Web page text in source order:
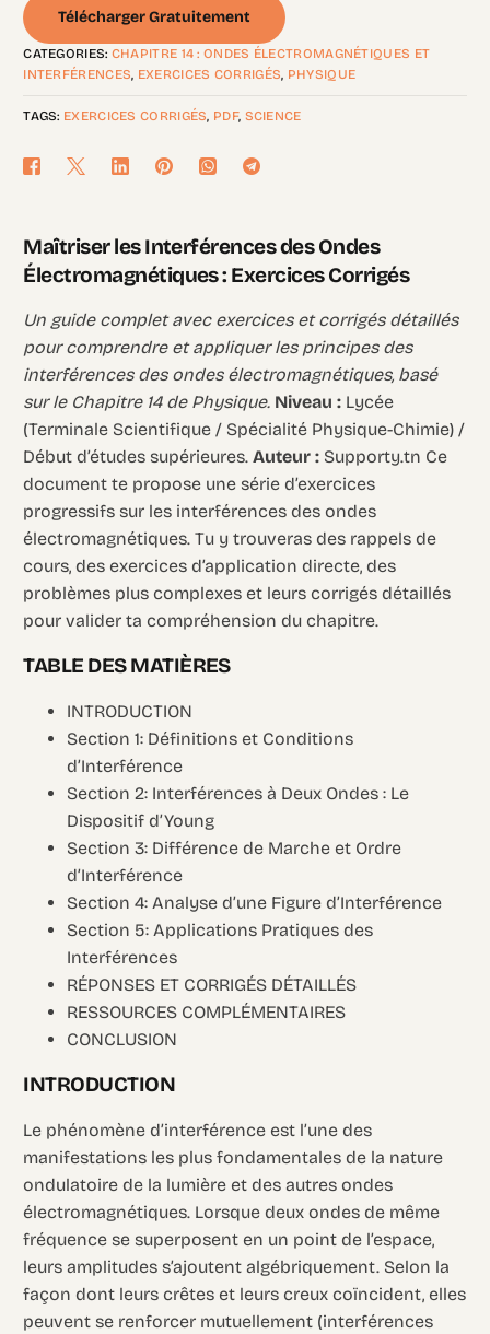
Télécharger Gratuitement
CATEGORIES: CHAPITRE 14 : ONDES ÉLECTROMAGNÉTIQUES ET
INTERFÉRENCES, EXERCICES CORRIGÉS, PHYSIQUE
TAGS: EXERCICES CORRIGÉS, PDF, SCIENCE
Maîtriser les Interférences des Ondes
Électromagnétiques : Exercices Corrigés
Un guide complet avec exercices et corrigés détaillés
pour comprendre et appliquer les principes des
interférences des ondes électromagnétiques, basé
sur le Chapitre 14 de Physique. Niveau : Lycée
(Terminale Scientifique / Spécialité Physique-Chimie) /
Début d’études supérieures.Auteur : Supporty.tn Ce
document te propose une série d’exercices
progressifs sur les interférences des ondes
électromagnétiques. Tu y trouveras des rappels de
cours, des exercices d’application directe, des
problèmes plus complexes et leurs corrigés détaillés
pour valider ta compréhension du chapitre.
TABLE DES MATIÈRES
INTRODUCTION
Section 1: Définitions et Conditions
d’Interférence
Section 2: Interférences à Deux Ondes : Le
Dispositif d’Young
Section 3: Différence de Marche et Ordre
d’Interférence
Section 4: Analyse d’une Figure d’Interférence
Section 5: Applications Pratiques des
Interférences
RÉPONSES ET CORRIGÉS DÉTAILLÉS
RESSOURCES COMPLÉMENTAIRES
CONCLUSION
INTRODUCTION
Le phénomène d’interférence est l’une des
manifestations les plus fondamentales de la nature
ondulatoire de la lumière et des autres ondes
électromagnétiques. Lorsque deux ondes de même
fréquence se superposent en un point de l’espace,
leurs amplitudes s’ajoutent algébriquement. Selon la
façon dont leurs crêtes et leurs creux coïncident, elles
peuvent se renforcer mutuellement (interférences